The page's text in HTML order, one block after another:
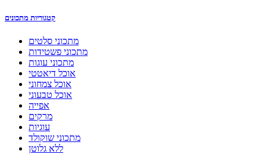
קטגוריות מתכונים
מתכוני סלטים
מתכוני פשטידות
מתכוני עוגות
אוכל דיאטטי
אוכל צמחוני
אוכל טבעוני
אפייה
מרקים
עוגיות
מתכוני שוקולד
ללא גלוטן